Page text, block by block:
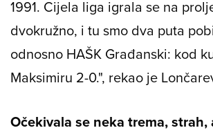
1991. Cijela liga igrala se na
dvokružno, i tu smo dva puta
odnosno HAŠK Građanski: kod
Maksimiru 2-0.", rekao je
Očekivala se neka trema, strah,